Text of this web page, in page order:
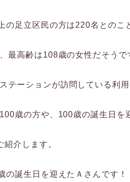
の足立区民の方は220名とのこ
最高齢は108歳の女性だそうで
テーションが訪問している利
歳の方や、100歳の誕生日を
紹介します。
の誕生日を迎えたＡさんです！